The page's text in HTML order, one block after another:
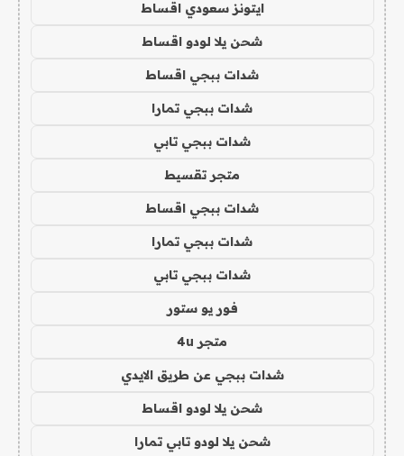
ايتونز سعودي اقساط
شحن يلا لودو اقساط
شدات ببجي اقساط
شدات ببجي تمارا
شدات ببجي تابي
متجر تقسيط
شدات ببجي اقساط
شدات ببجي تمارا
شدات ببجي تابي
فور يو ستور
متجر 4u
شدات ببجي عن طريق الايدي
شحن يلا لودو اقساط
شحن يلا لودو تابي تمارا